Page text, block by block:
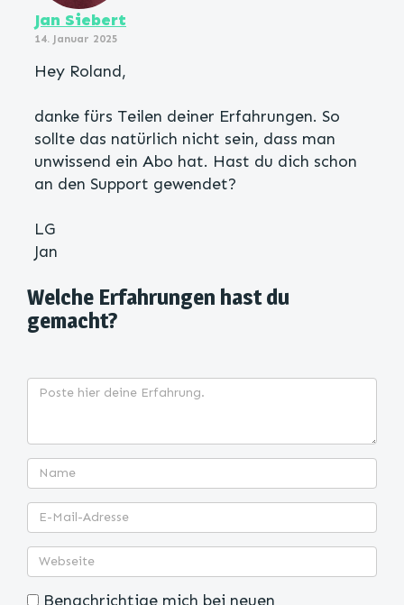
Jan Siebert
14. Januar 2025
Hey Roland,
danke fürs Teilen deiner Erfahrungen. So
sollte das natürlich nicht sein, dass man
unwissend ein Abo hat. Hast du dich schon
an den Support gewendet?
LG
Jan
Welche Erfahrungen hast du
gemacht?
Benachrichtige mich bei neuen